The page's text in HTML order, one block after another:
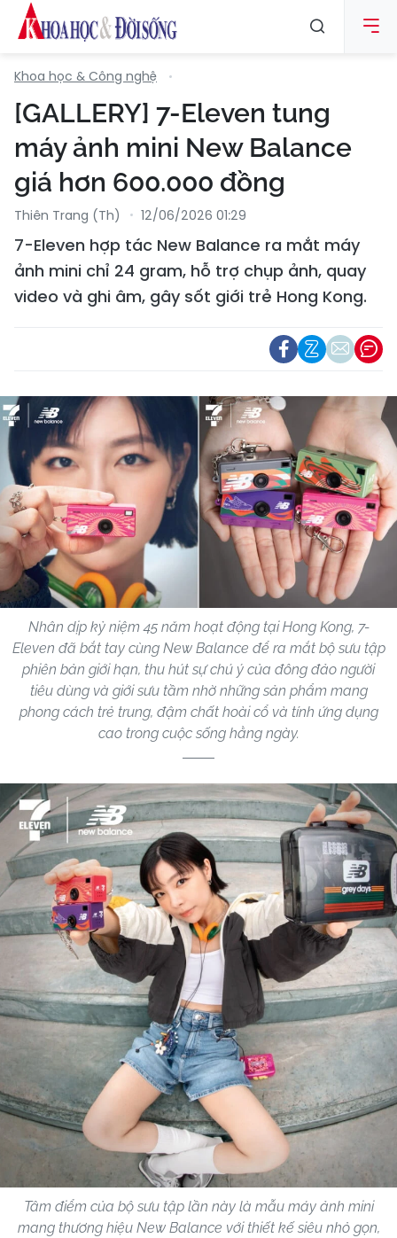
Khoa học & Công nghệ
[GALLERY] 7-Eleven tung
máy ảnh mini New Balance
giá hơn 600.000 đồng
Thiên Trang (th) 12/06/2026 01:29
7-Eleven hợp tác New Balance ra mắt máy
ảnh mini chỉ 24 gram, hỗ trợ chụp ảnh, quay
video và ghi âm, gây sốt giới trẻ Hong Kong.
Nhân dịp kỷ niệm 45 năm hoạt động tại Hong Kong, 7-
Eleven đã bắt tay cùng New Balance để ra mắt bộ sưu tập
phiên bản giới hạn, thu hút sự chú ý của đông đảo người
tiêu dùng và giới sưu tầm nhờ những sản phẩm mang
phong cách trẻ trung, đậm chất hoài cổ và tính ứng dụng
cao trong cuộc sống hằng ngày.
Tâm điểm của bộ sưu tập lần này là mẫu máy ảnh mini
mang thương hiệu New Balance với thiết kế siêu nhỏ gọn,